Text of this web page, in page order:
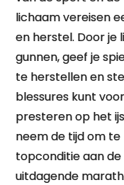
lichaam vereisen
en herstel. Door je
gunnen, geef je
te herstellen en
blessures kunt
presteren op het
neem de tijd om
topconditie aan
uitdagende